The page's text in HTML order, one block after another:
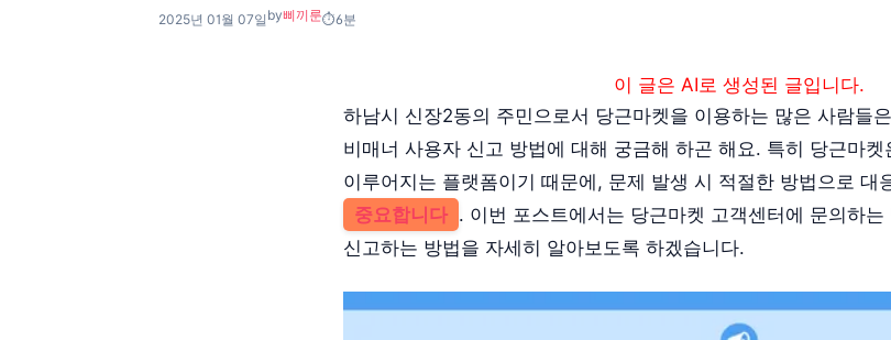
2025년 01월 07일 by삐끼룬 6분
이 글은 AI로 생성된 글입니다.
하남시 신장2동의 주민으로서 당근마켓을 이용하는 많은 사람들
비매너 사용자 신고 방법에 대해 궁금해 하곤 해요. 특히 당근마켓
이루어지는 플랫폼이기 때문에, 문제 발생 시 적절한 방법으로 대
중요합니다 . 이번 포스트에서는 당근마켓 고객센터에 문의하
신고하는 방법을 자세히 알아보도록 하겠습니다.